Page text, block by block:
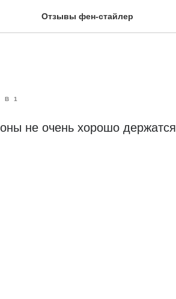
Отзывы фен-стайлер
В 1
не очень хорошо держатся